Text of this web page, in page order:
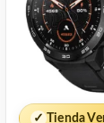
✓ Tienda